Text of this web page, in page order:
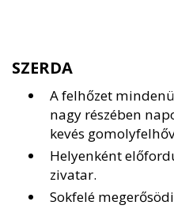
SZERDA
A felhőzet
nagy részében
kevés
Helyenként
zivatar.
Sokfelé